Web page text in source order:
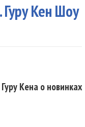
Гуру Кен Шоу
Кена о новинках